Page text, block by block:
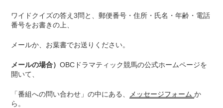
ワイドクイズの答え3問と、郵便番号・住所・氏名・年齢・電話
番号をお書きの上、
メールか、お葉書でお送りください。
メールの場合）OBCドラマティック競馬の公式ホームページを
開いて、
「番組への問い合わせ」の中にある、 メッセージフォームか
ら。